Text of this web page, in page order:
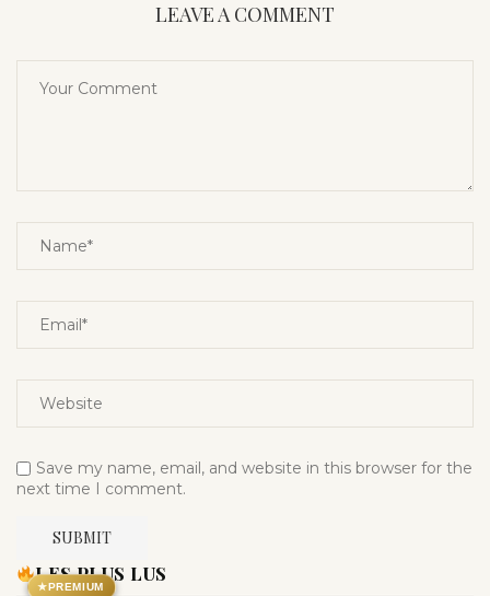
LEAVE A COMMENT
Save my name, email, and website in this browser for the
next time I comment.
★PREMIUM
LES PLUS LUS